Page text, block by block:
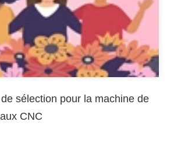
sélection pour la machine de
CNC